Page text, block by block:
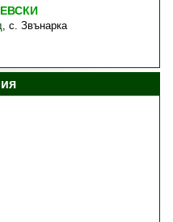
,с. Звънарка